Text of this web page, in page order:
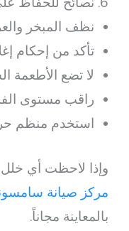
نظف المبخر
تأكد من إحكام
لا تضع الأطعمة
راقب مستوى
استخدم منظم
وإذا لاحظت أي خلل
مركز صيانة
بالمعاينة مجاناً.